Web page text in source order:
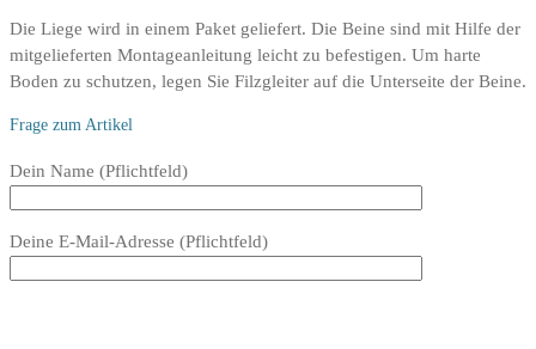
Die Liege wird in einem Paket geliefert. Die Beine sind mit Hilfe der
mitgelieferten Montageanleitung leicht zu befestigen. Um harte
Boden zu schutzen, legen Sie Filzgleiter auf die Unterseite der Beine.
Frage zum Artikel
Bitte
Feld
Dein Name (Pflichtfeld)
Deine E-Mail-Adresse (Pflichtfeld)